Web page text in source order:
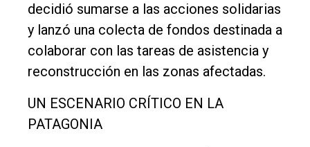
decidió sumarse a las acciones solidarias
y lanzó una colecta de fondos destinada a
colaborar con las tareas de asistencia y
reconstrucción en las zonas afectadas.
UN ESCENARIO CRÍTICO EN LA
PATAGONIA